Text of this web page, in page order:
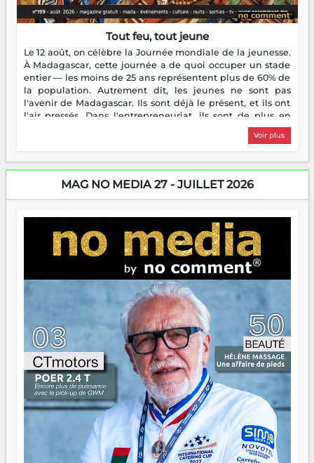
Tout feu, tout jeune
Le 12 août, on célèbre la Journée mondiale de la jeunesse.
À Madagascar, cette journée a de quoi occuper un stade
entier — les moins de 25 ans représentent plus de 60% de
la population. Autrement dit, les jeunes ne sont pas
l'avenir de Madagascar. Ils sont déjà le présent, et ils ont
l'air pressés. Dans l'entrepreneuriat, ils sont de plus en
plus nombreux à se lancer, à créer, à risquer — souvent
sans filet, souvent sans aide, mais toujours avec cette
dorment vraiment la nuit. En culture, les nouvelles sont
encore meilleures. Aina Rasamoelina vient de décrocher le
Prix RFI Instrumental Afrique. Miangaly Elia rafle le Prix
jeunes qui tiennent la torche. Alors oui, on pourrait
s'arrêter là, applaudir et rentrer chez soi satisfait. Mais ce
serait passer à côté d'une chose essentielle. La fougue, ça
brûle fort — et parfois, ça brûle vite. Une flamme sans
direction peut éclairer autant qu'elle peut consumer. C'est
là que les aînés entrent en scène — pas pour reprendre le
gouvernail, mais pour montrer où sont les récifs. Les jeunes
ont la force, les vieux ont l'expérience, comme on dit. Ce
n'est pas un combat de générations — c'est une question
d'équipage. Partagez vos réussites, mais aussi vos échecs.
Surtout vos échecs, d'ailleurs — ils enseignent mieux que
n'importe quel manuel. À Madagascar, la barque avance.
Il faut juste s'assurer que tout le monde rame dans le
même sens.
Voir plus
MAG NO MEDIA 27 - JUILLET 2026